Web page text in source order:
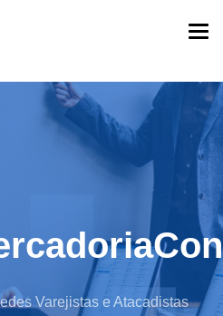
Varejistas e Atacadistas